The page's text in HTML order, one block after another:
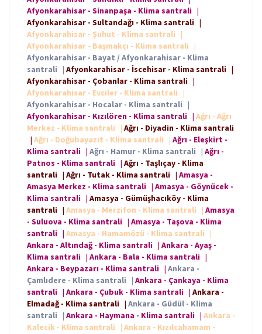
Afyonkarahisar - Sinanpaşa - Klima santrali |
Afyonkarahisar - Sultandağı - Klima santrali |
Afyonkarahisar - Şuhut - Klima santrali |
Afyonkarahisar - Başmakçı - Klima santrali |
Afyonkarahisar - Bayat / Afyonkarahisar - Klima
santrali | Afyonkarahisar - İscehisar - Klima santrali |
Afyonkarahisar - Çobanlar - Klima santrali |
Afyonkarahisar - Evciler - Klima santrali |
Afyonkarahisar - Hocalar - Klima santrali |
Afyonkarahisar - Kızılören - Klima santrali | Ağrı - Ağrı
Merkez - Klima santrali | Ağrı - Diyadin - Klima santrali
| Ağrı - Doğubayazıt - Klima santrali | Ağrı - Eleşkirt -
Klima santrali | Ağrı - Hamur - Klima santrali | Ağrı -
Patnos - Klima santrali | Ağrı - Taşlıçay - Klima
santrali | Ağrı - Tutak - Klima santrali | Amasya -
Amasya Merkez - Klima santrali | Amasya - Göynücek -
Klima santrali | Amasya - Gümüşhacıköy - Klima
santrali | Amasya - Merzifon - Klima santrali | Amasya
- Suluova - Klima santrali | Amasya - Taşova - Klima
santrali | Amasya - Hamamözü - Klima santrali |
Ankara - Altındağ - Klima santrali | Ankara - Ayaş -
Klima santrali | Ankara - Bala - Klima santrali |
Ankara - Beypazarı - Klima santrali | Ankara -
Çamlıdere - Klima santrali | Ankara - Çankaya - Klima
santrali | Ankara - Çubuk - Klima santrali | Ankara -
Elmadağ - Klima santrali | Ankara - Güdül - Klima
santrali | Ankara - Haymana - Klima santrali | Ankara -
Kalecik - Klima santrali | Ankara - Kızılcahamam -